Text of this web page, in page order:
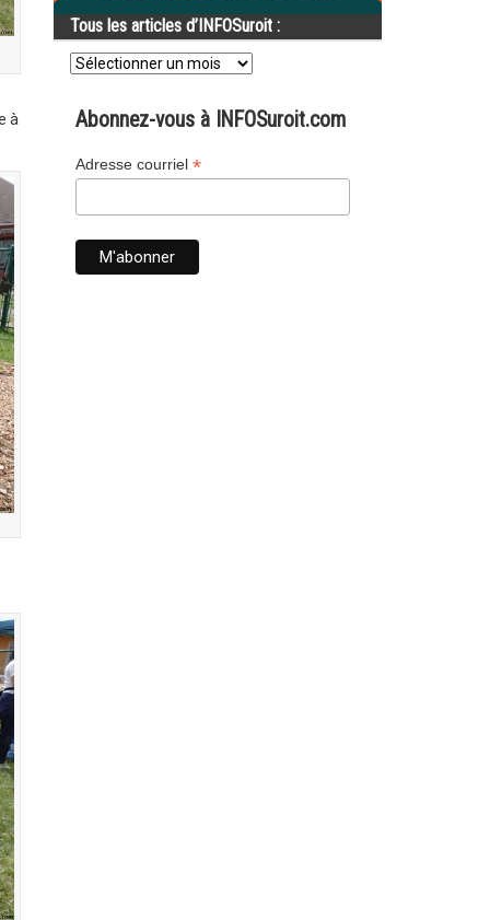
à
Tous les articles d’INFOSuroit :
Tous
les
d’INFOSuroit
Abonnez-vous à INFOSuroit.com
Adresse courriel *